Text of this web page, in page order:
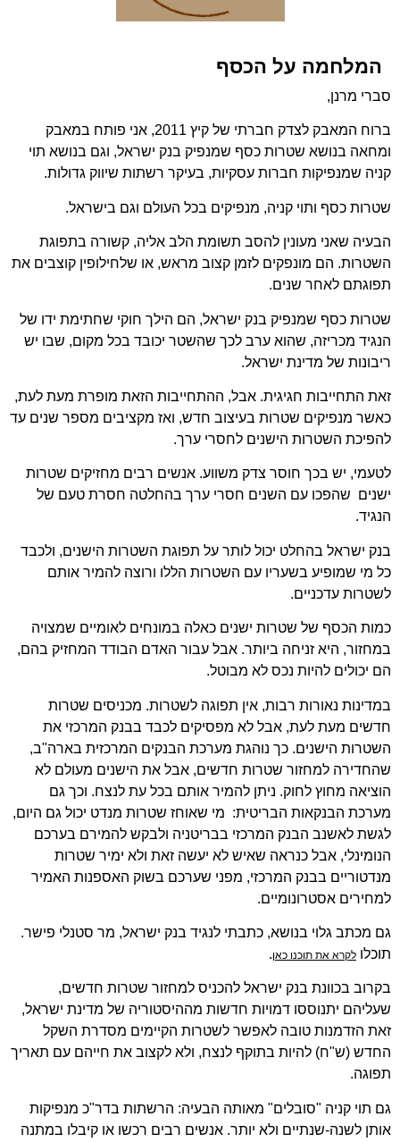
המלחמה על הכסף
סברי מרנן,
ברוח המאבק לצדק חברתי של קיץ 2011, אני פותח במאבק
ומחאה בנושא שטרות כסף שמנפיק בנק ישראל, וגם בנושא תוי
קניה שמנפיקות חברות עסקיות, בעיקר רשתות שיווק גדולות.
שטרות כסף ותוי קניה, מנפיקים בכל העולם וגם בישראל.
הבעיה שאני מעונין להסב תשומת הלב אליה, קשורה בתפוגת
השטרות. הם מונפקים לזמן קצוב מראש, או שלחילופין קוצבים את
תפוגתם לאחר שנים.
שטרות כסף שמנפיק בנק ישראל, הם הילך חוקי שחתימת ידו של
הנגיד מכריזה, שהוא ערב לכך שהשטר יכובד בכל מקום, שבו יש
ריבונות של מדינת ישראל.
זאת התחייבות חגיגית. אבל, ההתחייבות הזאת מופרת מעת לעת,
כאשר מנפיקים שטרות בעיצוב חדש, ואז מקציבים מספר שנים עד
להפיכת השטרות הישנים לחסרי ערך.
לטעמי, יש בכך חוסר צדק משווע. אנשים רבים מחזיקים שטרות
ישנים שהפכו עם השנים חסרי ערך בהחלטה חסרת טעם של
הנגיד.
בנק ישראל בהחלט יכול לותר על תפוגת השטרות הישנים, ולכבד
כל מי שמופיע בשעריו עם השטרות הללו ורוצה להמיר אותם
לשטרות עדכניים.
כמות הכסף של שטרות ישנים כאלה במונחים לאומיים שמצויה
במחזור, היא זניחה ביותר. אבל עבור האדם הבודד המחזיק בהם,
הם יכולים להיות נכס לא מבוטל.
במדינות נאורות רבות, אין תפוגה לשטרות. מכניסים שטרות
חדשים מעת לעת, אבל לא מפסיקים לכבד בבנק המרכזי את
השטרות הישנים. כך נוהגת מערכת הבנקים המרכזית בארה"ב,
שהחדירה למחזור שטרות חדשים, אבל את הישנים מעולם לא
הוציאה מחוץ לחוק. ניתן להמיר אותם בכל עת לנצח. וכך גם
מערכת הבנקאות הבריטית: מי שאוחז שטרות מנדט יכול גם היום,
לגשת לאשנב הבנק המרכזי בבריטניה ולבקש להמירם בערכם
הנומינלי, אבל כנראה שאיש לא יעשה זאת ולא ימיר שטרות
מנדטוריים בבנק המרכזי, מפני שערכם בשוק האספנות האמיר
למחירים אסטרונומיים.
גם מכתב גלוי בנושא, כתבתי לנגיד בנק ישראל, מר סטנלי פישר.
תוכלו לקרא את תוכנו כאן.
בקרוב בכוונת בנק ישראל להכניס למחזור שטרות חדשים,
שעליהם יתנוססו דמויות חדשות מההיסטוריה של מדינת ישראל,
זאת הזדמנות טובה לאפשר לשטרות הקיימים מסדרת השקל
החדש (ש"ח) להיות בתוקף לנצח, ולא לקצוב את חייהם עם תאריך
תפוגה.
גם תוי קניה "סובלים" מאותה הבעיה: הרשתות בדר"כ מנפיקות
אותן לשנה-שנתיים ולא יותר. אנשים רבים רכשו או קיבלו במתנה